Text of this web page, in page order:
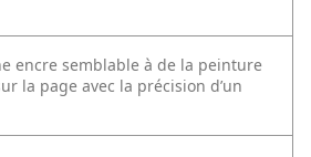
encre semblable à de la peinture
la page avec la précision d’un